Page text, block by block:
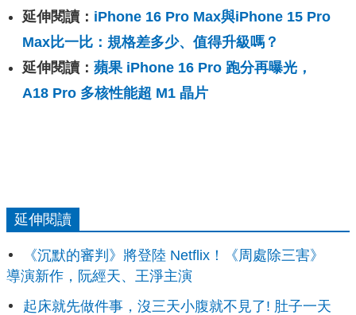
延伸閱讀： iPhone 16 Pro Max與iPhone 15 Pro
Max比一比：規格差多少、值得升級嗎？
延伸閱讀： 蘋果 iPhone 16 Pro 跑分再曝光，
A18 Pro 多核性能超 M1 晶片
延伸閱讀
《沉默的審判》將登陸 Netflix！《周處除三害》
導演新作，阮經天、王淨主演
起床就先做件事，沒三天小腹就不見了! 肚子一天